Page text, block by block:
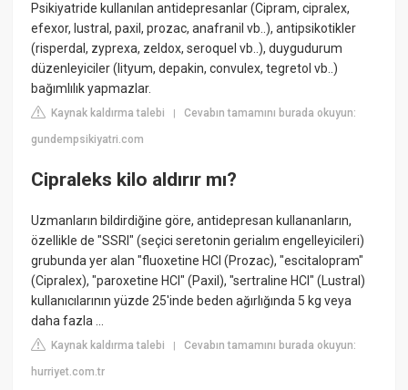
Psikiyatride kullanılan antidepresanlar (Cipram, cipralex,
efexor, lustral, paxil, prozac, anafranil vb..), antipsikotikler
(risperdal, zyprexa, zeldox, seroquel vb..), duygudurum
düzenleyiciler (lityum, depakin, convulex, tegretol vb..)
bağımlılık yapmazlar.
Kaynak kaldırma talebi |Cevabın tamamını burada okuyun:
gundempsikiyatri.com
Cipraleks kilo aldırır mı?
Uzmanların bildirdiğine göre, antidepresan kullananların,
özellikle de "SSRI" (seçici seretonin gerialım engelleyicileri)
grubunda yer alan "fluoxetine HCl (Prozac), "escitalopram"
(Cipralex), "paroxetine HCl" (Paxil), "sertraline HCl" (Lustral)
kullanıcılarının yüzde 25'inde beden ağırlığında 5 kg veya
daha fazla ...
Kaynak kaldırma talebi |Cevabın tamamını burada okuyun:
hurriyet.com.tr